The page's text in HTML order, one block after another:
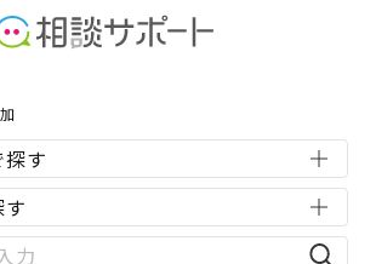
産に強い専門家の検索結果
的財産
す